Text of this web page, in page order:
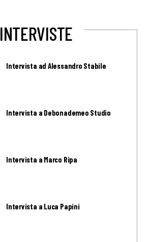
INTERVISTE
Intervista ad Alessandro Stabile
Intervista a Debonademeo Studio
Intervista a Marco Ripa
Intervista a Luca Papini